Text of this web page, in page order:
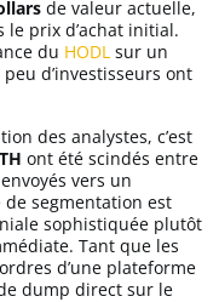
de valeur actuelle,
le prix d’achat initial.
du HODL sur un
d’investisseurs ont
des analystes, c’est
ont été scindés entre
vers un
segmentation est
sophistiquée plutôt
Tant que les
d’une plateforme
dump direct sur le